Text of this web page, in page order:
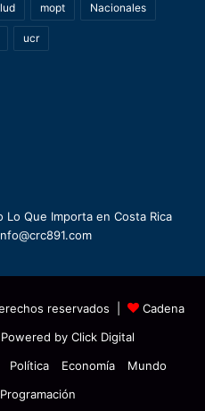
mopt Nacionales
ucr
Lo Que Importa en Costa Rica
reservados |
Cadena
Powered by Click Digital
Política Economía
Mundo
Programación